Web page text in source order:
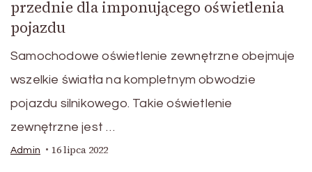
przednie dla imponującego oświetlenia
pojazdu
Samochodowe oświetlenie zewnętrzne obejmuje
wszelkie światła na kompletnym obwodzie
pojazdu silnikowego. Takie oświetlenie
zewnętrzne jest …
Admin 16 lipca 2022